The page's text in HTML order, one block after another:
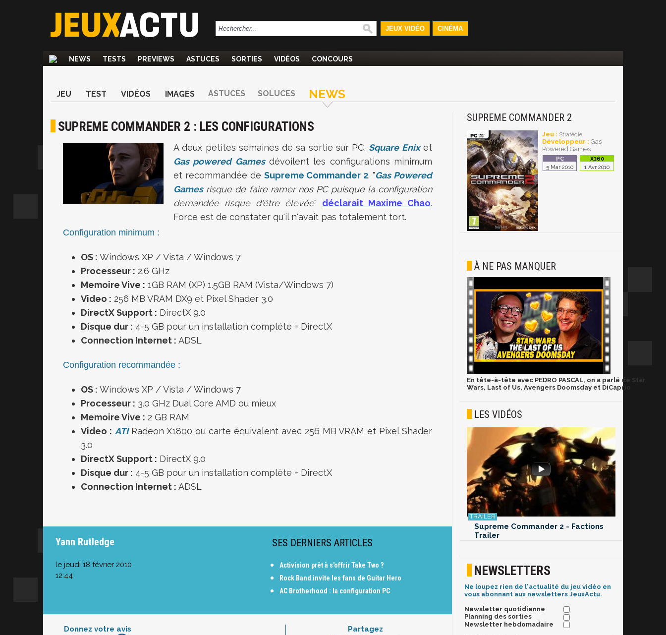
JEUX VIDÉO CINÉMA
NEWS TESTS PREVIEWS ASTUCES SORTIES VIDÉOS CONCOURS
JEU TEST VIDÉOS IMAGES ASTUCES SOLUCES NEWS
SUPREME COMMANDER 2 : LES CONFIGURATIONS
A deux petites semaines de sa sortie sur PC, Square Enixet
Gas powered Gamesdévoilent les configurations minimum
et recommandée de Supreme Commander 2. "Gas Powered
Gamesrisque de faire ramer nos PC puisque la configuration
demandée risque d'être élevée" déclarait Maxime Chao.
Force est de constater qu'il n'avait pas totalement tort.
Configuration minimum :
OS : Windows XP / Vista / Windows 7
Processeur : 2.6 GHz
MemoireVive : 1GB RAM (XP) 1.5GB RAM (Vista/Windows 7)
Video : 256 MB VRAM DX9 et Pixel Shader 3.0
DirectX Support : DirectX 9.0
Disque dur : 4-5 GB pour un installation complète + DirectX
Connection Internet : ADSL
Configuration recommandée :
OS : Windows XP / Vista / Windows 7
Processeur : 3.0 GHz Dual Core AMD ou mieux
Memoire Vive : 2 GB RAM
Video : ATIRadeon X1800 ou carte équivalent avec 256 MB VRAM et Pixel Shader
3.0
DirectX Support : DirectX 9.0
Disque dur : 4-5 GB pour un installation complète + DirectX
Connection Internet : ADSL
Yann Rutledge
le jeudi 18 février 2010
12:44
SES DERNIERS ARTICLES
Activision prêt à s'offrir Take Two ?
Rock Band invite les fans de Guitar Hero
AC Brotherhood : la configuration PC
Donnez votre avis Partagez
SUPREME COMMANDER 2
Jeu : Stratégie
Développeur : Gas
Powered Games
5 Mar 2010 1 Avr 2010
À NE PAS MANQUER
En tête-à-tête avec PEDRO PASCAL, on a parlé de Star
Wars, Last of Us, Avengers Doomsday et DiCaprio
LES VIDÉOS
Supreme Commander 2 - Factions
Trailer
NEWSLETTERS
Ne loupez rien de l'actualité du jeu vidéo en
vous abonnant aux newsletters JeuxActu.
Newsletter quotidienne
Planning des sorties
Newsletter hebdomadaire